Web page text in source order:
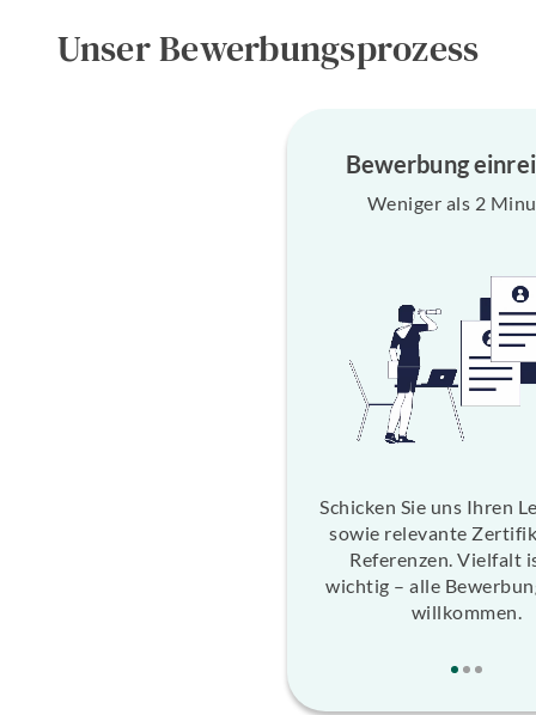
Unser Bewerbungsprozess
Bewerbung
Weniger als 2
Schicken Sie uns Ihren
sowie relevante
Referenzen. Vielfalt
wichtig – alle
willkommen.